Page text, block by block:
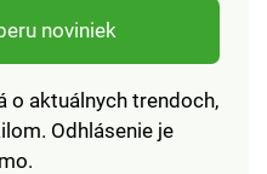
noviniek
o aktuálnych trendoch,
Odhlásenie je